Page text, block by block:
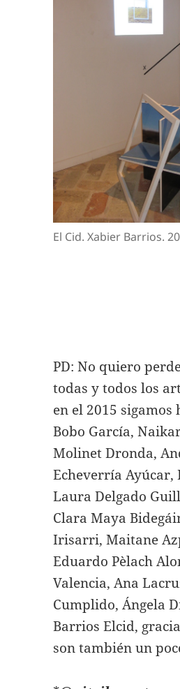
El Cid. Xabier Barrios.
PD: No quiero
todas y todos los
en el 2015
Bobo García,
Molinet Dronda,
Echeverría Ayúcar,
Laura Delgado
Clara Maya
Irisarri, Maitane
Eduardo Pèlach
Valencia, Ana
Cumplido, Ángela
Barrios Elcid,
son también un